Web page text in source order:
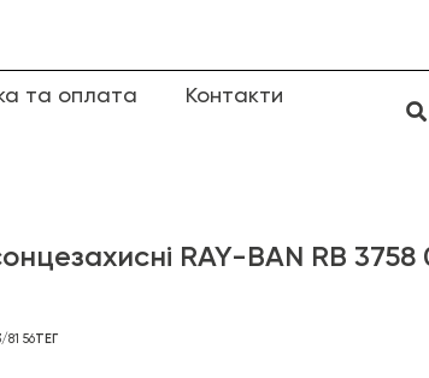
та оплата
Контакти
RAY-BAN RB 3758
81 56ТЕГ